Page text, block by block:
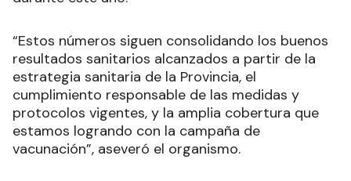
“Estos números siguen consolidando los buenos
resultados sanitarios alcanzados a partir de la
estrategia sanitaria de la Provincia, el
cumplimiento responsable de las medidas y
protocolos vigentes, y la amplia cobertura que
estamos logrando con la campaña de
vacunación”, aseveró el organismo.